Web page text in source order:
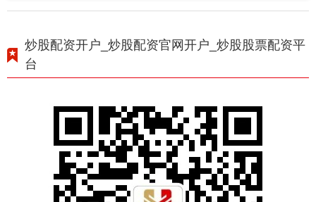
炒股配资开户_炒股配资官网开户_炒股股票配资平
台